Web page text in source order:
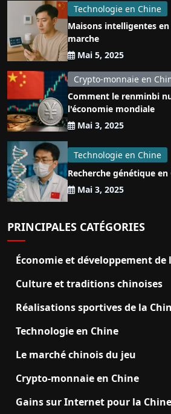
Technologie en Chine
Maisons intelligentes
marche
Mai 5, 2025
Crypto-monnaie en
Comment le renminbi
l'économie mondiale
Mai 3, 2025
Technologie en Chine
Recherche génétique en
Mai 3, 2025
PRINCIPALES CATÉGORIES
Économie et développement de
Culture et traditions chinoises
Réalisations sportives de la
Technologie en Chine
Le marché chinois du jeu
Crypto-monnaie en Chine
Gains sur Internet pour la Chine